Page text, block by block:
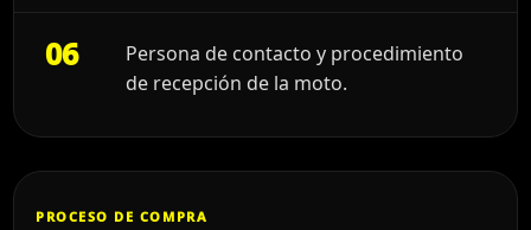
06
Persona de contacto y procedimiento
de recepción de la moto.
PROCESO DE COMPRA